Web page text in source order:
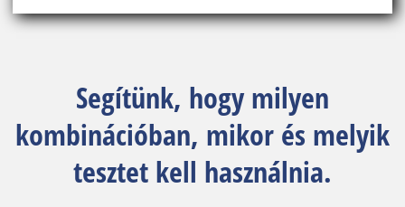
Segítünk, hogy milyen
kombinációban, mikor és melyik
tesztet kell használnia.